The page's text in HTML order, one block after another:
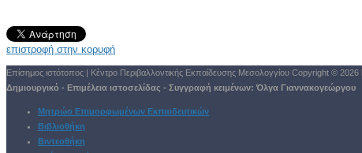
επιστροφή στην κορυφή
Επίσημος ιστότοπος | Κέντρο Περιβαλλοντικής Εκπαίδευσης Μεσολογγίου Copyright © 2026
Δημιουργικό - Επιμέλεια ιστοσελίδας - Συγγραφή κειμένων: Όλγα Γιαννακογεώργου
Μητρώο Επιμορφωμένων Εκπαιδευτικών
Βιβλιοθήκη
Βιντεοθήκη